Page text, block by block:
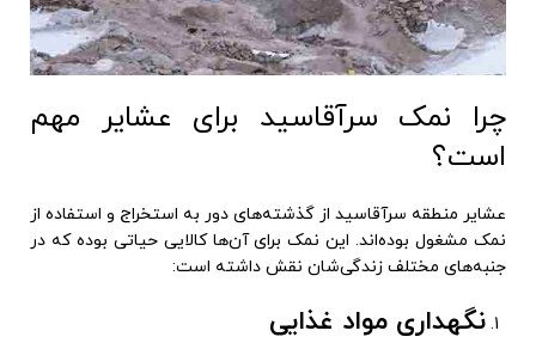
چرا نمک سرآقاسید برای عشایر مهم
است؟
عشایر منطقه سرآقاسید از گذشته‌های دور به استخراج و استفاده از
نمک مشغول بوده‌اند. این نمک برای آن‌ها کالایی حیاتی بوده که در
جنبه‌های مختلف زندگی‌شان نقش داشته است:
نگهداری مواد غذایی